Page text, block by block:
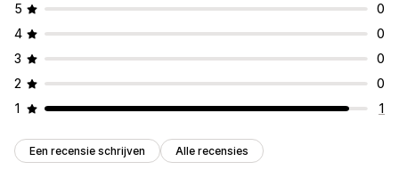
5
0
4
0
3
0
2
0
1
1
Een recensie schrijven Alle recensies